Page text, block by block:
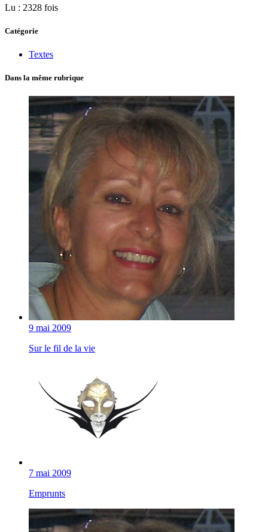
Lu : 2328 fois
Catégorie
Textes
Dans la même rubrique
9 mai 2009
Sur le fil de la vie
7 mai 2009
Emprunts